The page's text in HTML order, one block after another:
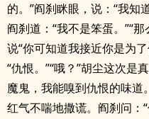
的。”阎刹眯眼，说：“我知
阎刹道：“我不是笨蛋。”“
说“你可知道我接近你是为
“仇恨。”“哦？”胡尘这次是
魔鬼，我能嗅到仇恨的味道
红气不喘地撒谎。阎刹问：